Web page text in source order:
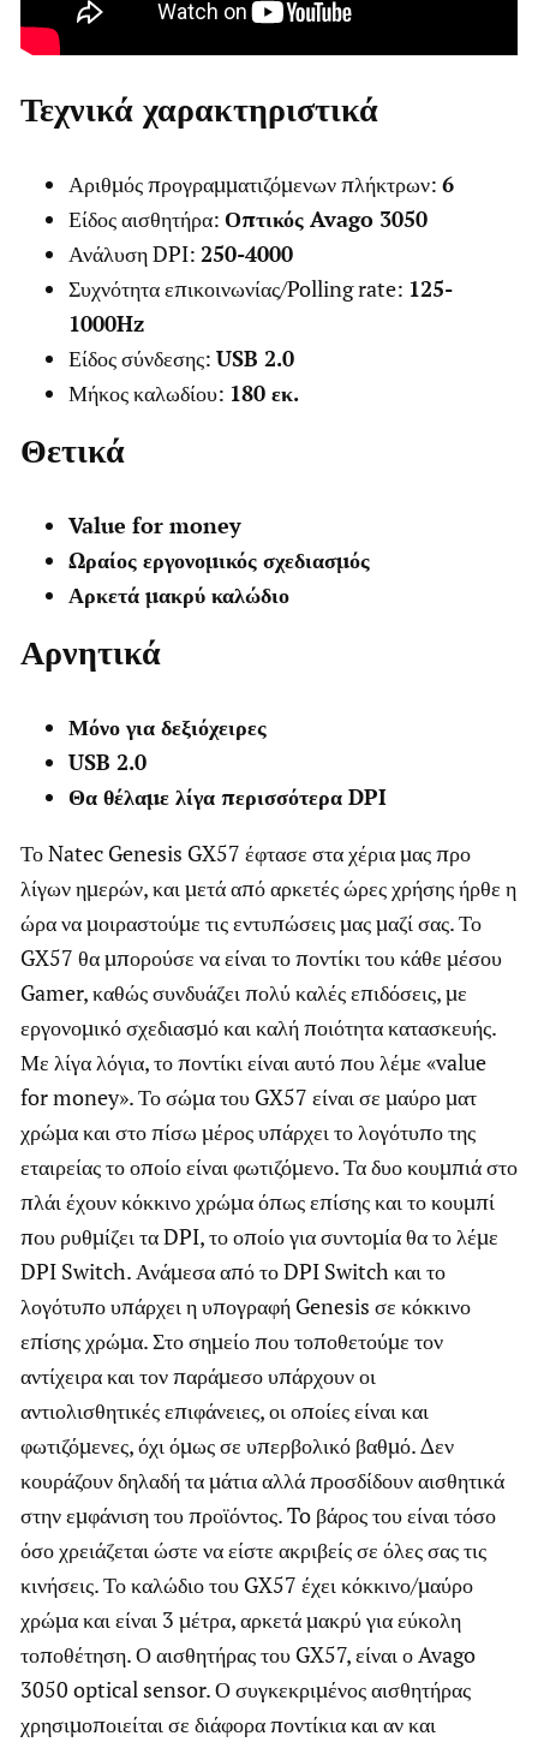
Τεχνικά χαρακτηριστικά
Αριθμός προγραμματιζόμενων πλήκτρων: 6
Είδος αισθητήρα: Οπτικός Avago 3050
Ανάλυση DPI: 250-4000
Συχνότητα επικοινωνίας/Polling rate: 125-
1000Hz
Είδος σύνδεσης: USB 2.0
Μήκος καλωδίου: 180 εκ.
Θετικά
Value for money
Ωραίος εργονομικός σχεδιασμός
Αρκετά μακρύ καλώδιο
Αρνητικά
Μόνο για δεξιόχειρες
USB 2.0
Θα θέλαμε λίγα περισσότερα DPI
Το Natec Genesis GX57 έφτασε στα χέρια μας προ
λίγων ημερών, και μετά από αρκετές ώρες χρήσης ήρθε η
ώρα να μοιραστούμε τις εντυπώσεις μας μαζί σας. Το
GX57 θα μπορούσε να είναι το ποντίκι του κάθε μέσου
Gamer, καθώς συνδυάζει πολύ καλές επιδόσεις, με
εργονομικό σχεδιασμό και καλή ποιότητα κατασκευής.
Με λίγα λόγια, το ποντίκι είναι αυτό που λέμε «value
for money». Το σώμα του GX57 είναι σε μαύρο ματ
χρώμα και στο πίσω μέρος υπάρχει το λογότυπο της
εταιρείας το οποίο είναι φωτιζόμενο. Τα δυο κουμπιά στο
πλάι έχουν κόκκινο χρώμα όπως επίσης και το κουμπί
που ρυθμίζει τα DPI, το οποίο για συντομία θα το λέμε
DPI Switch. Ανάμεσα από το DPI Switch και το
λογότυπο υπάρχει η υπογραφή Genesis σε κόκκινο
επίσης χρώμα. Στο σημείο που τοποθετούμε τον
αντίχειρα και τον παράμεσο υπάρχουν οι
αντιολισθητικές επιφάνειες, οι οποίες είναι και
φωτιζόμενες, όχι όμως σε υπερβολικό βαθμό. Δεν
κουράζουν δηλαδή τα μάτια αλλά προσδίδουν αισθητικά
στην εμφάνιση του προϊόντος. To βάρος του είναι τόσο
όσο χρειάζεται ώστε να είστε ακριβείς σε όλες σας τις
κινήσεις. Το καλώδιο του GX57 έχει κόκκινο/μαύρο
χρώμα και είναι 3 μέτρα, αρκετά μακρύ για εύκολη
τοποθέτηση. Ο αισθητήρας του GX57, είναι ο Avago
3050 optical sensor. Ο συγκεκριμένος αισθητήρας
χρησιμοποιείται σε διάφορα ποντίκια και αν και